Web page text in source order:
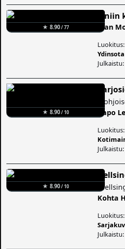
★ 8.90/ 77
V
Alan
Ydinsota
★ 8.90/ 10
Aapo
Luokitus:
★ 8.90/ 10
Kohta
Luokitus: